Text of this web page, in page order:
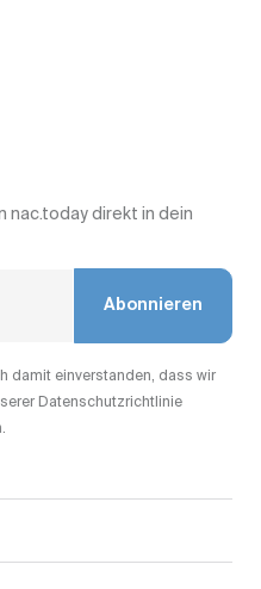
nac.today direkt in dein
Abonnieren
damit einverstanden, dass wir
Datenschutzrichtlinie